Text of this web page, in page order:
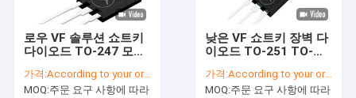
로우 VF 솔루션 쇼트키
다이오드 TO-247 모터
가격:According to your order requirement
MOQ:주문 요구 사항에 따라
낮은 VF 쇼트키 장벽 다
이오드 TO-251 TO-
가격:According to your order requirement
MOQ:주문 요구 사항에 따라